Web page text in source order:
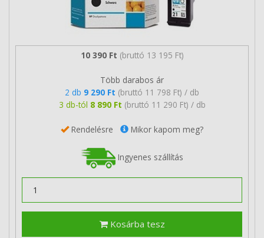
10 390 Ft (bruttó 13 195 Ft)
Több darabos ár
2 db 9 290 Ft (bruttó 11 798 Ft) / db
3 db-tól 8 890 Ft (bruttó 11 290 Ft) / db
Rendelésre Mikor kapom meg?
Ingyenes szállítás
Kosárba tesz